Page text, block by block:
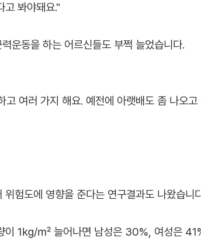
고 봐야돼요."
운동을 하는 어르신들도 부쩍 늘었습니다.
고 여러 가지 해요. 예전에 아랫배도 좀 나오
험도에 영향을 준다는 연구결과도 나왔습니
이 1㎏/㎡ 늘어나면 남성은 30%, 여성은